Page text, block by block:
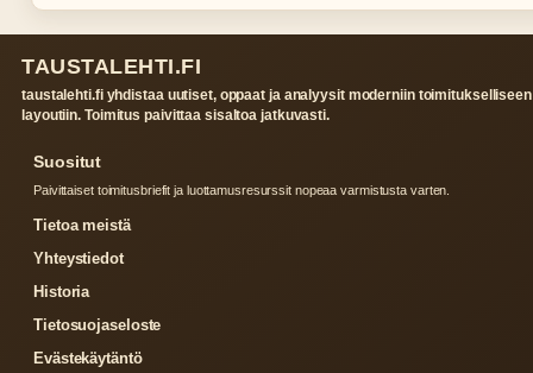
TAUSTALEHTI.FI
taustalehti.fi yhdistaa uutiset, oppaat ja analyysit moderniin toimitukselliseen
layoutiin. Toimitus paivittaa sisaltoa jatkuvasti.
Suositut
Paivittaiset toimitusbriefit ja luottamusresurssit nopeaa varmistusta varten.
Tietoa meistä
Yhteystiedot
Historia
Tietosuojaseloste
Evästekäytäntö